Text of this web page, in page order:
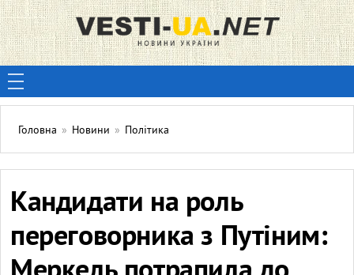
Головна » Новини » Політика
Кандидати на роль
переговорника з Путіним: